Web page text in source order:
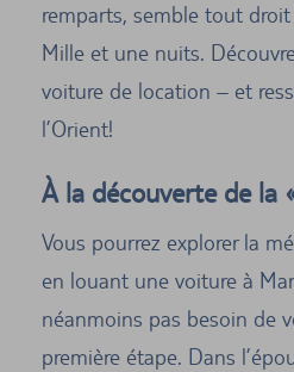
remparts, semble tout
Mille et une nuits.
voiture de location – et
l’Orient!
À la découverte de la
Vous pourrez explorer la
en louant une voiture à
néanmoins pas besoin de
première étape. Dans